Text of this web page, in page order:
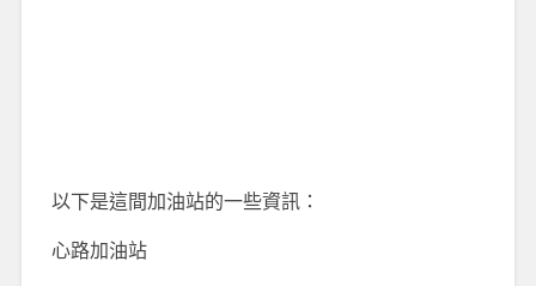
以下是這間加油站的一些資訊：
心路加油站